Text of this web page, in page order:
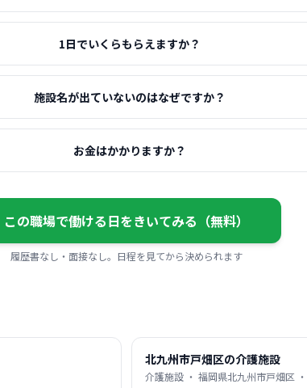
1日でいくらもらえますか？
施設名が出ていないのはなぜですか？
お金はかかりますか？
この職場で働ける日をきいてみる（無料）
履歴書なし・面接なし。日程を見てから決められます
北九州市戸畑区の介護施設
介護施設 ・ 福岡県北九州市戸畑区